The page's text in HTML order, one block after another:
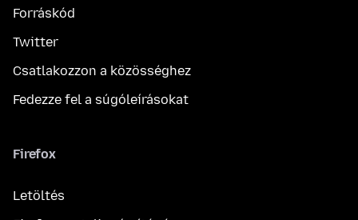
Forráskód
Twitter
Csatlakozzon a közösséghez
Fedezze fel a súgóleírásokat
Firefox
Letöltés